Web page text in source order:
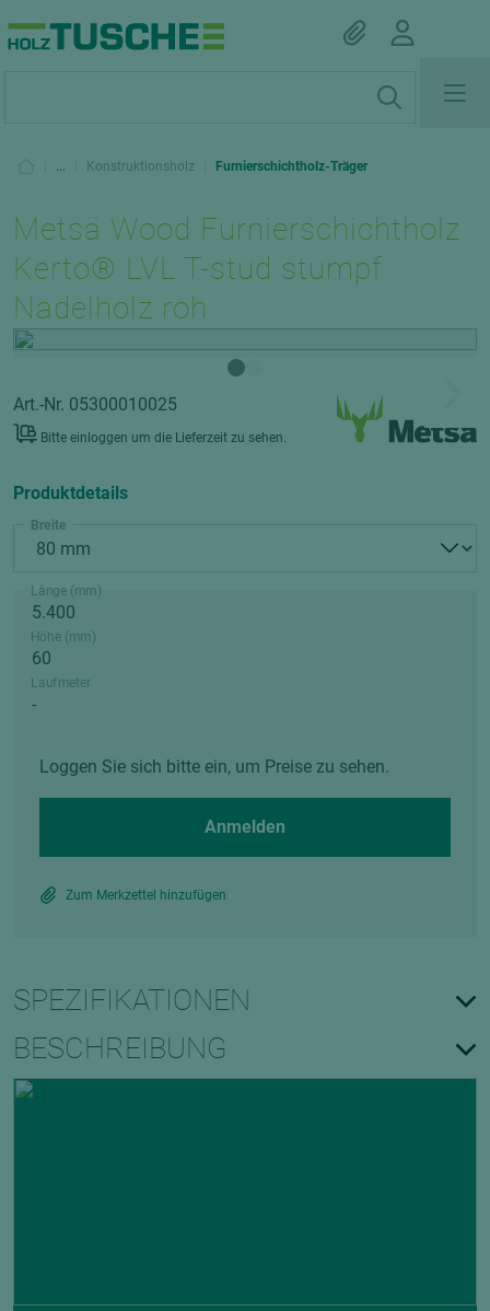
... Konstruktionsholz Furnierschichtholz-Träger
Metsä Wood Furnierschichtholz
Kerto® LVL T-stud stumpf
Nadelholz roh
Art.-Nr. 05300010025
Bitte einloggen um die Lieferzeit zu sehen.
Produktdetails
Breite
Länge (mm)
Höhe (mm)
Laufmeter
Loggen Sie sich bitte ein, um Preise zu sehen.
Anmelden
Zum Merkzettel hinzufügen
SPEZIFIKATIONEN
BESCHREIBUNG